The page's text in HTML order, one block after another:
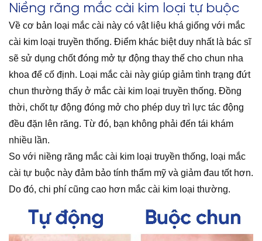
Niềng răng mắc cài kim loại tự buộc
Về cơ bản loại mắc cài này có vật liệu khá giống với mắc
cài kim loại truyền thống. Điểm khác biệt duy nhất là bác sĩ
sẽ sử dụng chốt đóng mở tự động thay thế cho chun nha
khoa để cố định. Loại mắc cài này giúp giảm tình trạng đứt
chun thường thấy ở mắc cài kim loại truyền thống. Đồng
thời, chốt tự động đóng mở cho phép duy trì lực tác động
đều đặn lên răng. Từ đó, bạn không phải đến tái khám
nhiều lần.
So với niềng răng mắc cài kim loại truyền thống, loại mắc
cài tự buộc này đảm bảo tính thẩm mỹ và giảm đau tốt hơn.
Do đó, chi phí cũng cao hơn mắc cài kim loại thường.